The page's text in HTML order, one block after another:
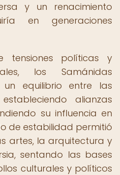
y un renacimiento
en generaciones
tensiones políticas y
los Samánidas
equilibrio entre las
alianzas
su influencia en
de estabilidad permitió
artes, la arquitectura y
sentando las bases
culturales y políticos